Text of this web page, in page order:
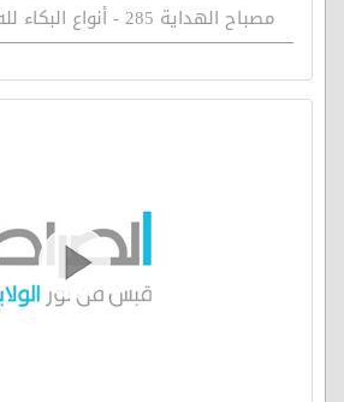
مصباح الهداية 285 - أنواع البكاء لله تعالى ج1